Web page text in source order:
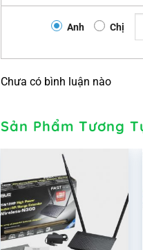
Anh Chị
Chưa có bình luận nào
Sản Phẩm Tương